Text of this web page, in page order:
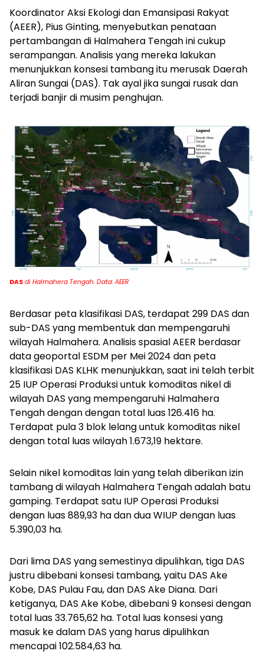
Koordinator Aksi Ekologi dan Emansipasi Rakyat
(AEER), Pius Ginting, menyebutkan penataan
pertambangan di Halmahera Tengah ini cukup
serampangan. Analisis yang mereka lakukan
menunjukkan konsesi tambang itu merusak Daerah
Aliran Sungai (DAS). Tak ayal jika sungai rusak dan
terjadi banjir di musim penghujan.
DAS di Halmahera Tengah. Data: AEER
Berdasar peta klasifikasi DAS, terdapat 299 DAS dan
sub-DAS yang membentuk dan mempengaruhi
wilayah Halmahera. Analisis spasial AEER berdasar
data geoportal ESDM per Mei 2024 dan peta
klasifikasi DAS KLHK menunjukkan, saat ini telah terbit
25 IUP Operasi Produksi untuk komoditas nikel di
wilayah DAS yang mempengaruhi Halmahera
Tengah dengan dengan total luas 126.416 ha.
Terdapat pula 3 blok lelang untuk komoditas nikel
dengan total luas wilayah 1.673,19 hektare.
Selain nikel komoditas lain yang telah diberikan izin
tambang di wilayah Halmahera Tengah adalah batu
gamping. Terdapat satu IUP Operasi Produksi
dengan luas 889,93 ha dan dua WIUP dengan luas
5.390,03 ha.
Dari lima DAS yang semestinya dipulihkan, tiga DAS
justru dibebani konsesi tambang, yaitu DAS Ake
Kobe, DAS Pulau Fau, dan DAS Ake Diana. Dari
ketiganya, DAS Ake Kobe, dibebani 9 konsesi dengan
total luas 33.765,62 ha. Total luas konsesi yang
masuk ke dalam DAS yang harus dipulihkan
mencapai 102.584,63 ha.